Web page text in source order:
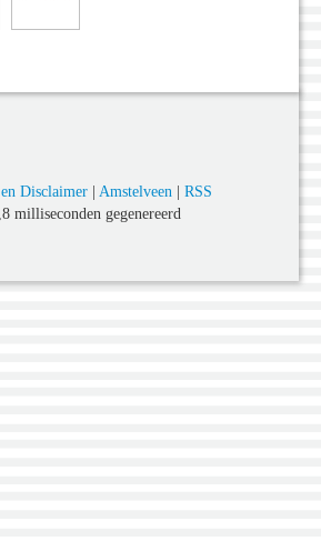
Disclaimer| Amstelveen| RSS
milliseconden gegenereerd